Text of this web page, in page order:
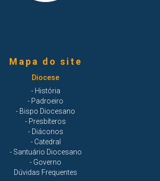
Mapa do site
Diocese
- História
- Padroeiro
- Bispo Diocesano
- Presbíteros
- Diáconos
- Catedral
- Santuário Diocesano
- Governo
Dúvidas Frequentes